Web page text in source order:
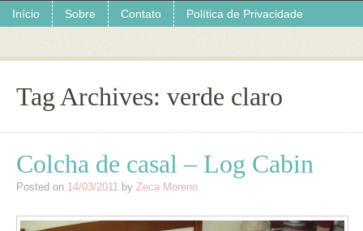
Menu
Skip to content
Início Sobre Contato Política de Privacidade
Tag Archives: verde claro
Colcha de casal – Log Cabin
Posted on 14/03/2011 by Zeca Moreno